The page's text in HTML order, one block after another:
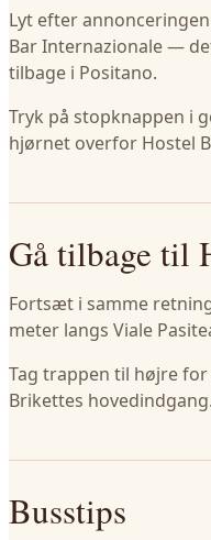
Lyt efter
Bar Internazionale —
tilbage i Positano.
Tryk på stopknappen i
hjørnet overfor Hostel
Gå tilbage til
Fortsæt i samme
meter langs Viale
Tag trappen til højre
Brikettes hovedindgang.
Busstips